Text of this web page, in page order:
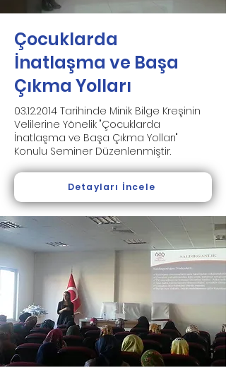
Çocuklarda
İnatlaşma ve Başa
Çıkma Yolları
03.12.2014 Tarihinde Minik Bilge Kreşinin
Velilerine Yönelik "Çocuklarda
İnatlaşma ve Başa Çıkma Yolları"
Konulu Seminer Düzenlenmiştir.
Detayları İncele